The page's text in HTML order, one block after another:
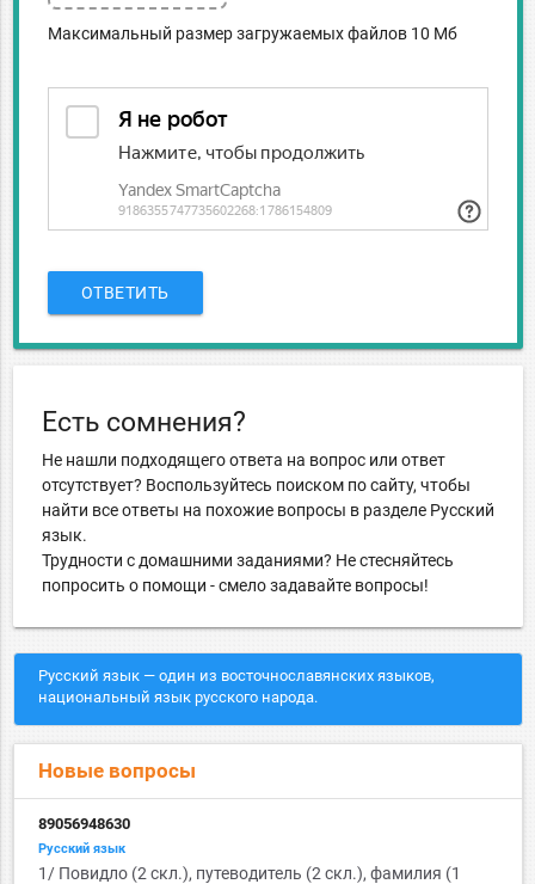
Максимальный размер загружаемых файлов 10 Мб
ОТВЕТИТЬ
Есть сомнения?
Не нашли подходящего ответа на вопрос или ответ
отсутствует? Воспользуйтесь поиском по сайту, чтобы
найти все ответы на похожие вопросы в разделе Русский
язык.
Трудности с домашними заданиями? Не стесняйтесь
попросить о помощи - смело задавайте вопросы!
Русский язык — один из восточнославянских языков,
национальный язык русского народа.
Новые вопросы
89056948630
Русский язык
1/ Повидло (2 скл.), путеводитель (2 скл.), фамилия (1